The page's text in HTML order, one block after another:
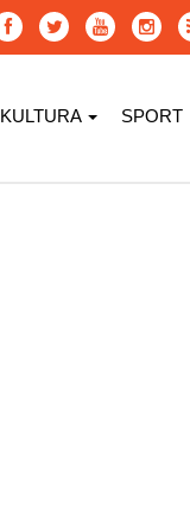
KULTURA SPORT